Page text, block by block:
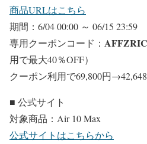
商品URLはこちら
期間：6/04 00:00 ～ 06/15 23:59
専用クーポンコード：
用で最大40％OFF）
クーポン利用で69,800円
■ 公式サイト
対象商品：Air 10 Max
公式サイトはこちらから